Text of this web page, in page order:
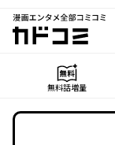
漫画エンタメ全部
カド
無料話増量